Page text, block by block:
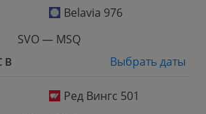
Belavia 976
SVO — MSQ
В
Выбрать даты
Ред Вингс 501